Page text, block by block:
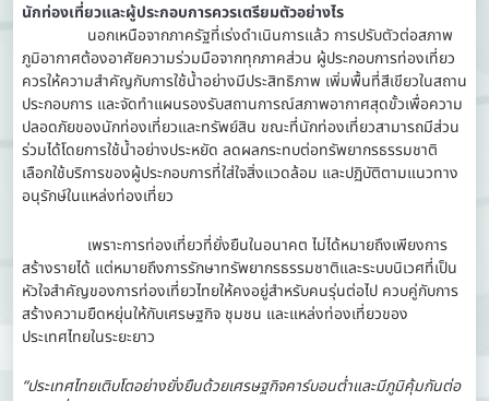
นักท่องเที่ยวและผู้ประกอบการควรเตรียมตัวอย่างไร
นอกเหนือจากภาครัฐที่เร่งดำเนินการแล้ว การปรับตัวต่อสภาพ
ภูมิอากาศต้องอาศัยความร่วมมือจากทุกภาคส่วน ผู้ประกอบการท่องเที่ยว
ควรให้ความสำคัญกับการใช้น้ำอย่างมีประสิทธิภาพ เพิ่มพื้นที่สีเขียวในสถาน
ประกอบการ และจัดทำแผนรองรับสถานการณ์สภาพอากาศสุดขั้วเพื่อความ
ปลอดภัยของนักท่องเที่ยวและทรัพย์สิน ขณะที่นักท่องเที่ยวสามารถมีส่วน
ร่วมได้โดยการใช้น้ำอย่างประหยัด ลดผลกระทบต่อทรัพยากรธรรมชาติ
เลือกใช้บริการของผู้ประกอบการที่ใส่ใจสิ่งแวดล้อม และปฏิบัติตามแนวทาง
อนุรักษ์ในแหล่งท่องเที่ยว
เพราะการท่องเที่ยวที่ยั่งยืนในอนาคต ไม่ได้หมายถึงเพียงการ
สร้างรายได้ แต่หมายถึงการรักษาทรัพยากรธรรมชาติและระบบนิเวศที่เป็น
หัวใจสำคัญของการท่องเที่ยวไทยให้คงอยู่สำหรับคนรุ่นต่อไป ควบคู่กับการ
สร้างความยืดหยุ่นให้กับเศรษฐกิจ ชุมชน และแหล่งท่องเที่ยวของ
ประเทศไทยในระยะยาว
“ประเทศไทยเติบโตอย่างยั่งยืนด้วยเศรษฐกิจคาร์บอนต่ำและมีภูมิคุ้มกันต่อ